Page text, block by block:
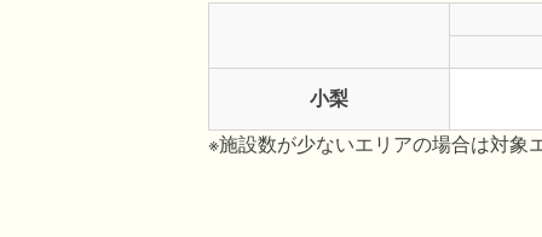
小梨
※施設数が少ないエリアの場合は対象